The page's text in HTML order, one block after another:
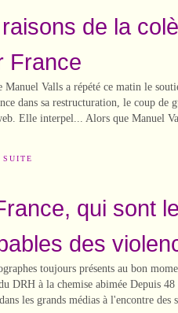
de la
France
Manuel Valls a répété ce matin le
dans sa restructuration, le coup de
Elle interpel... Alors que Manuel
qui sont
des
toujours présents au bon
DRH à la chemise abimée Depuis 48
les grands médias à l'encontre